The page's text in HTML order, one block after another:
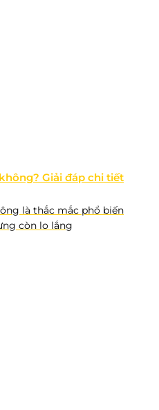
Giải đáp chi tiết
là thắc mắc phổ biến
còn lo lắng